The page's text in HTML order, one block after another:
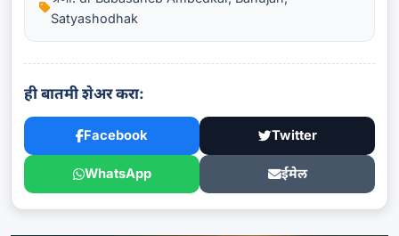
Satyashodhak
ही बातमी शेअर करा:
Facebook Twitter
WhatsApp ईमेल